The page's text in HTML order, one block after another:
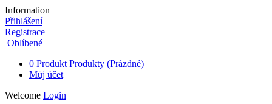
Information
Přihlášení
Registrace
Oblíbené
0 Produkt Produkty (Prázdné)
Můj účet
Welcome Login